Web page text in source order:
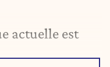
actuelle est